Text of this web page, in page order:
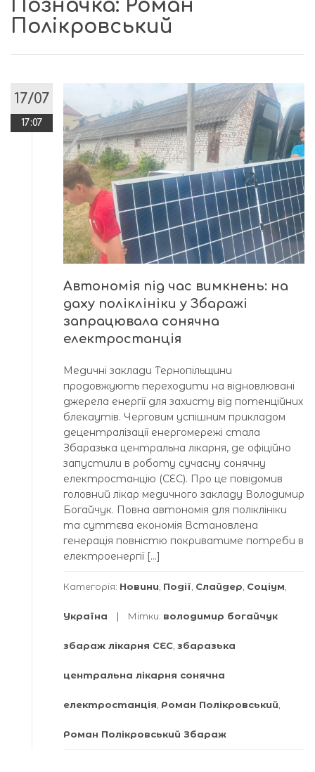
Позначка: Роман
Полікровський
17/07
17:07
Автономія під час вимкнень: на
даху поліклініки у Збаражі
запрацювала сонячна
електростанція
Медичні заклади Тернопільщини
продовжують переходити на відновлювані
джерела енергії для захисту від потенційних
блекаутів. Черговим успішним прикладом
децентралізації енергомережі стала
Збаразька центральна лікарня, де офіційно
запустили в роботу сучасну сонячну
електростанцію (СЕС). Про це повідомив
головний лікар медичного закладу Володимир
Богайчук. Повна автономія для поліклініки
та суттєва економія Встановлена
генерація повністю покриватиме потреби в
електроенергії […]
Категорія: Новини, Події, Слайдер, Соціум,
Україна Мітки: володимир богайчук
збараж лікарня СЕС, збаразька
центральна лікарня сонячна
електростанція, Роман Полікровський,
Роман Полікровський Збараж